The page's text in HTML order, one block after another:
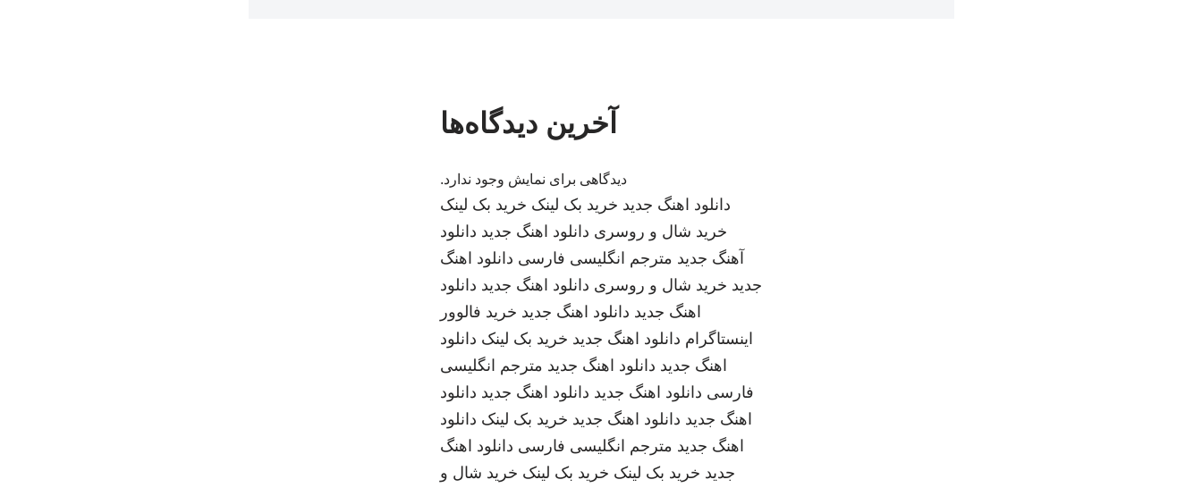
آخرین دیدگاه‌ها
دیدگاهی برای نمایش وجود ندارد.
دانلود اهنگ جدید خرید بک لینک خرید بک لینک
خرید شال و روسری دانلود اهنگ جدید دانلود
آهنگ جدید مترجم انگلیسی فارسی دانلود اهنگ
جدید خرید شال و روسری دانلود اهنگ جدید دانلود
اهنگ جدید دانلود اهنگ جدید خرید فالوور
اینستاگرام دانلود اهنگ جدید خرید بک لینک دانلود
اهنگ جدید دانلود اهنگ جدید مترجم انگلیسی
فارسی دانلود اهنگ جدید دانلود اهنگ جدید دانلود
اهنگ جدید دانلود اهنگ جدید خرید بک لینک دانلود
اهنگ جدید مترجم انگلیسی فارسی دانلود اهنگ
جدید خرید بک لینک خرید بک لینک خرید شال و